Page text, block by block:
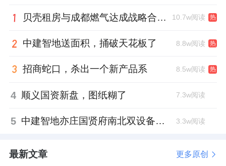
贝壳租房与成都燃气达成战略合作 打通安全巡检“最后一米” 10.7w阅读 热
中建智地送面积，捅破天花板了 8.8w阅读 热
招商蛇口，杀出一个新产品系 8.5w阅读 热
4 顺义国资新盘，图纸糊了 7.3w阅读
5 中建智地亦庄国贤府南北双设备平台，得房率创区域新高 3.3w阅读
最新文章 更多原创